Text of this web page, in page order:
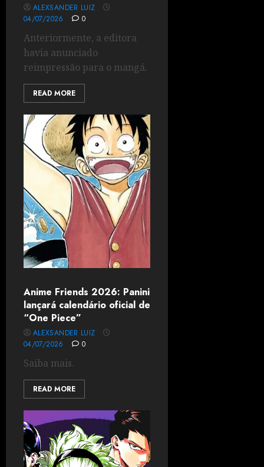
ALEXSANDER LUIZ
04/07/2026
0
Anteriormente, a editora
havia anunciado
reimpressão para o mangá.
READ MORE
Anime Friends 2026: Panini
lançará calendário oficial de
“One Piece”
ALEXSANDER LUIZ
04/07/2026
0
Saiba mais.
READ MORE